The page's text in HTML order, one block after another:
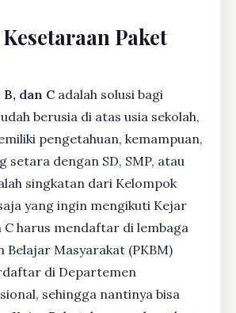
Paket
dan C adalah solusi bagi
berusia di atas usia sekolah,
pengetahuan, kemampuan,
setara dengan SD, SMP, atau
singkatan dari Kelompok
yang ingin mengikuti Kejar
C harus mendaftar di lembaga
Belajar Masyarakat (PKBM)
di Departemen
sehingga nantinya bisa